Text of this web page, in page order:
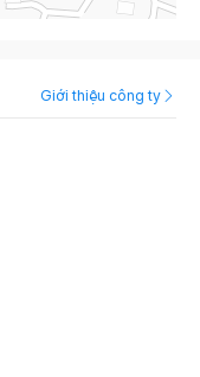
Giới thiệu công ty